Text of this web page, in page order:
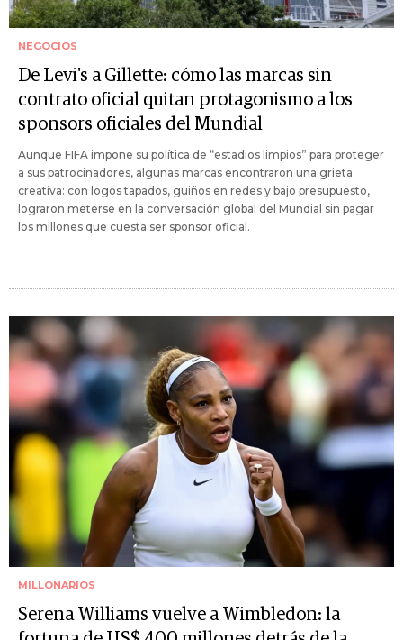
NEGOCIOS
De Levi's a Gillette: cómo las marcas sin
contrato oficial quitan protagonismo a los
sponsors oficiales del Mundial
Aunque FIFA impone su política de “estadios limpios” para proteger
a sus patrocinadores, algunas marcas encontraron una grieta
creativa: con logos tapados, guiños en redes y bajo presupuesto,
lograron meterse en la conversación global del Mundial sin pagar
los millones que cuesta ser sponsor oficial.
MILLONARIOS
Serena Williams vuelve a Wimbledon: la